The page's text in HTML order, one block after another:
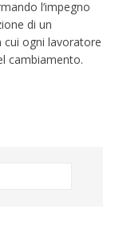
l’impegno
di un
ogni lavoratore
cambiamento.